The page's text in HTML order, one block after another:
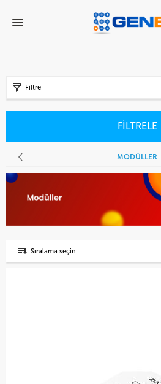
Filtre
FİLTRELE
MODÜLLER
Sıralama seçin